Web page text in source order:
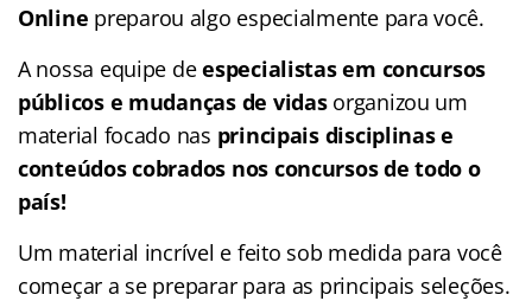
Online preparou algo especialmente para você.
A nossa equipe deespecialistas em concursos
públicos e mudanças de vidasorganizou um
material focado nas principais disciplinas e
conteúdos cobrados nos concursos de todo o
país!
Um material incrível e feito sob medida para você
começar a se preparar para as principais seleções.